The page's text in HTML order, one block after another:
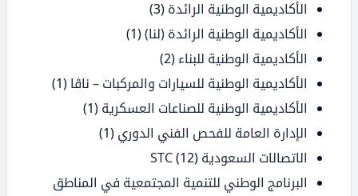
الأكاديمية الوطنية الرائدة (3)
الأكاديمية الوطنية الرائدة (لنا)(1)
الأكاديمية الوطنية للبناء (2)
الأكاديمية الوطنية للسيارات والمركبات – ناڤا (1)
الأكاديمية الوطنية للصناعات العسكرية (1)
الإدارة العامة للفحص الفني الدوري (1)
الاتصالات السعودية STC (12)
البرنامج الوطني للتنمية المجتمعية في المناطق